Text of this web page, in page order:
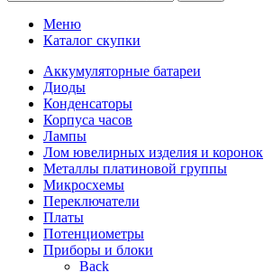
Меню
Каталог скупки
Аккумуляторные батареи
Диоды
Конденсаторы
Корпуса часов
Лампы
Лом ювелирных изделия и коронок
Металлы платиновой группы
Микросхемы
Переключатели
Платы
Потенциометры
Приборы и блоки
Back